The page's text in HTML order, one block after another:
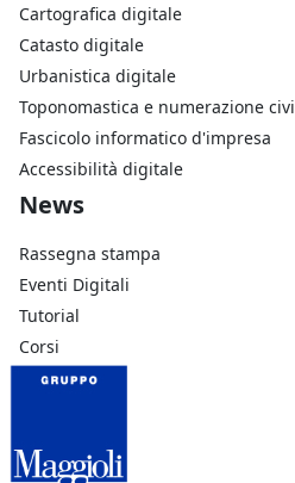
Cartografica digitale
Catasto digitale
Urbanistica digitale
Toponomastica e numerazione
Fascicolo informatico d'impresa
Accessibilità digitale
Footer Azienda
News
Rassegna stampa
Eventi Digitali
Tutorial
Corsi